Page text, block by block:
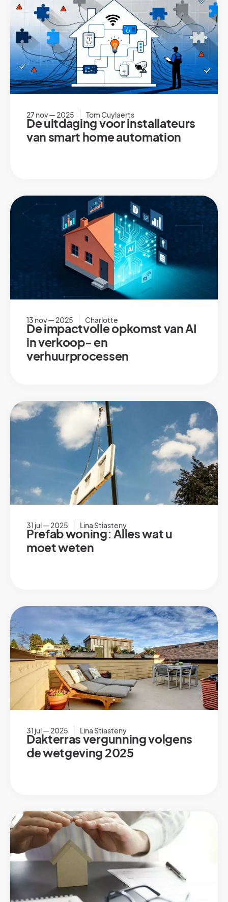
27 nov — 2025 Tom Cuylaerts
De uitdaging voor installateurs
van smart home automation
13 nov — 2025 Charlotte
De impactvolle opkomst van AI
in verkoop- en
verhuurprocessen
31 jul — 2025 Lina Stiasteny
Prefab woning: Alles wat u
moet weten
31 jul — 2025 Lina Stiasteny
Dakterras vergunning volgens
de wetgeving 2025